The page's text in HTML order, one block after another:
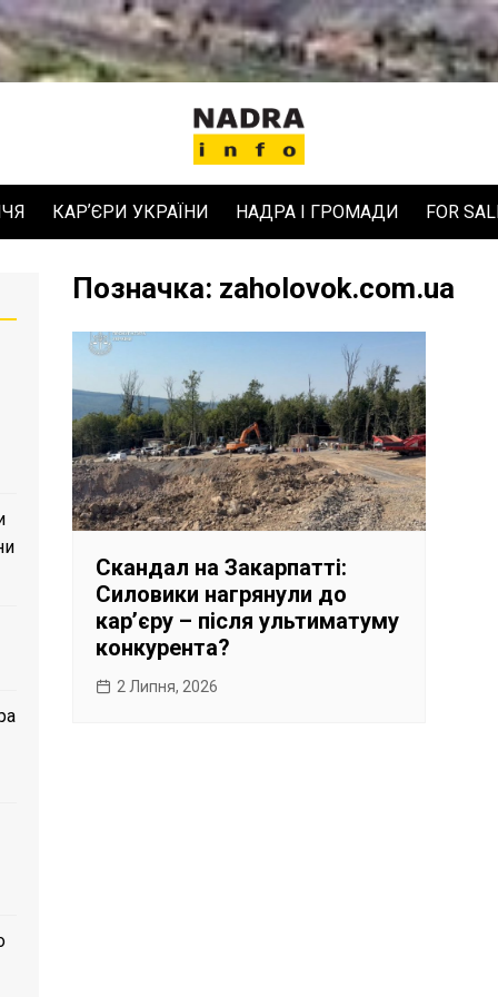
КАРʼЄРИ УКРАЇНИ НАДРА І ГРОМАДИ FOR
Позначка: zaholovok.com.ua
Скандал на Закарпатті:
Силовики нагрянули до
карʼєру – після ультиматуму
конкурента?
2 Липня, 2026